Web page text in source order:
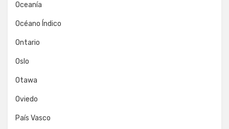
Oceanía
Océano Índico
Ontario
Oslo
Otawa
Oviedo
País Vasco